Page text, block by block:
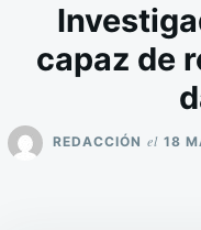
capaz de
REDACCIÓN el 18